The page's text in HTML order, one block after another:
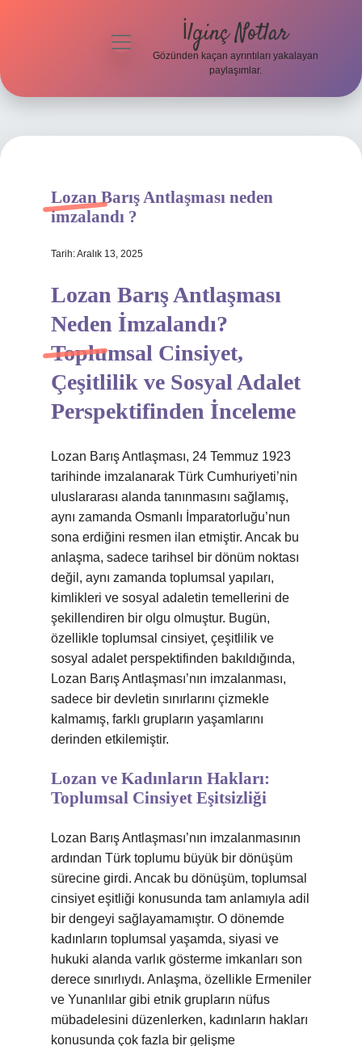
menüyü
İlginç Notlar
Gözünden kaçan ayrıntıları yakalayan
paylaşımlar.
Lozan Barış Antlaşması neden
imzalandı ?
Tarih: Aralık 13, 2025
Lozan Barış Antlaşması
Neden İmzalandı?
Toplumsal Cinsiyet,
Çeşitlilik ve Sosyal Adalet
Perspektifinden İnceleme
Lozan Barış Antlaşması, 24 Temmuz 1923
tarihinde imzalanarak Türk Cumhuriyeti’nin
uluslararası alanda tanınmasını sağlamış,
aynı zamanda Osmanlı İmparatorluğu’nun
sona erdiğini resmen ilan etmiştir. Ancak bu
anlaşma, sadece tarihsel bir dönüm noktası
değil, aynı zamanda toplumsal yapıları,
kimlikleri ve sosyal adaletin temellerini de
şekillendiren bir olgu olmuştur. Bugün,
özellikle toplumsal cinsiyet, çeşitlilik ve
sosyal adalet perspektifinden bakıldığında,
Lozan Barış Antlaşması’nın imzalanması,
sadece bir devletin sınırlarını çizmekle
kalmamış, farklı grupların yaşamlarını
derinden etkilemiştir.
Lozan ve Kadınların Hakları:
Toplumsal Cinsiyet Eşitsizliği
Lozan Barış Antlaşması’nın imzalanmasının
ardından Türk toplumu büyük bir dönüşüm
sürecine girdi. Ancak bu dönüşüm, toplumsal
cinsiyet eşitliği konusunda tam anlamıyla adil
bir dengeyi sağlayamamıştır. O dönemde
kadınların toplumsal yaşamda, siyasi ve
hukuki alanda varlık gösterme imkanları son
derece sınırlıydı. Anlaşma, özellikle Ermeniler
ve Yunanlılar gibi etnik grupların nüfus
mübadelesini düzenlerken, kadınların hakları
konusunda çok fazla bir gelişme